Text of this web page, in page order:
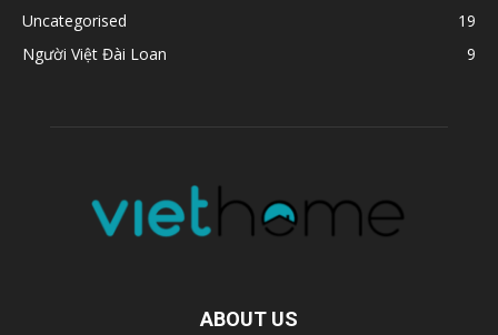
Uncategorised
19
Người Việt Đài Loan
9
ABOUT US